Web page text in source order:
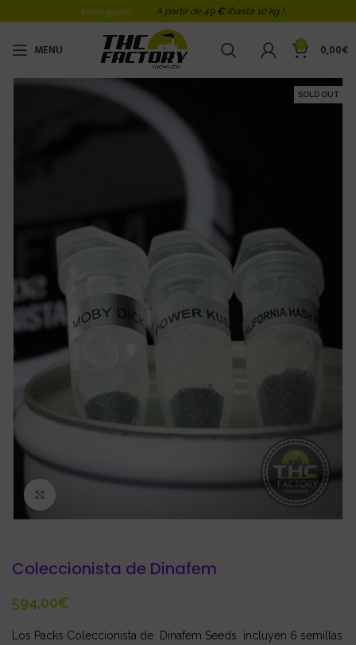
Envio gratis! A partir de 49 € (hasta 10 kg )
MENU 0 0,00€
SOLD OUT
Coleccionista de Dinafem
€
Los Packs Coleccionista de Dinafem Seeds incluyen 6 semillas